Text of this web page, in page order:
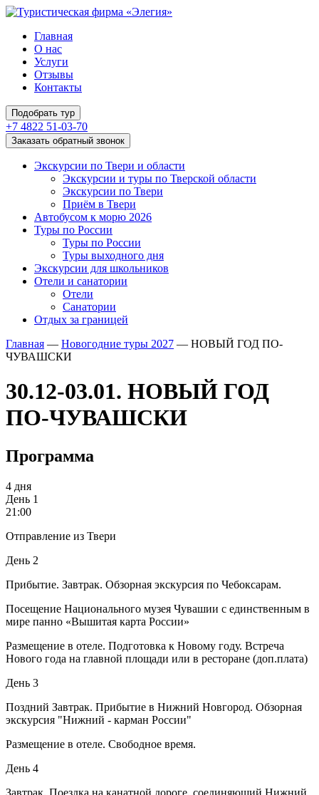
Главная
О нас
Услуги
Отзывы
Контакты
Подобрать тур
+7 4822 51-03-70
Заказать обратный звонок
Экскурсии по Твери и области
Экскурсии и туры по Тверской области
Экскурсии по Твери
Приём в Твери
Автобусом к морю 2026
Туры по России
Туры по России
Туры выходного дня
Экскурсии для школьников
Отели и санатории
Отели
Санатории
Отдых за границей
Главная — Новогодние туры 2027 — НОВЫЙ ГОД ПО-
ЧУВАШСКИ
30.12-03.01. НОВЫЙ ГОД
ПО-ЧУВАШСКИ
Программа
4 дня
День 1
21:00
Отправление из Твери
День 2
Прибытие. Завтрак. Обзорная экскурсия по Чебоксарам.
Посещение Национального музея Чувашии с единственным в
мире панно «Вышитая карта России»
Размещение в отеле. Подготовка к Новому году. Встреча
Нового года на главной площади или в ресторане (доп.плата)
День 3
Поздний Завтрак. Прибытие в Нижний Новгород. Обзорная
экскурсия "Нижний - карман России"
Размещение в отеле. Свободное время.
День 4
Завтрак. Поездка на канатной дороге, соединяющий Нижний